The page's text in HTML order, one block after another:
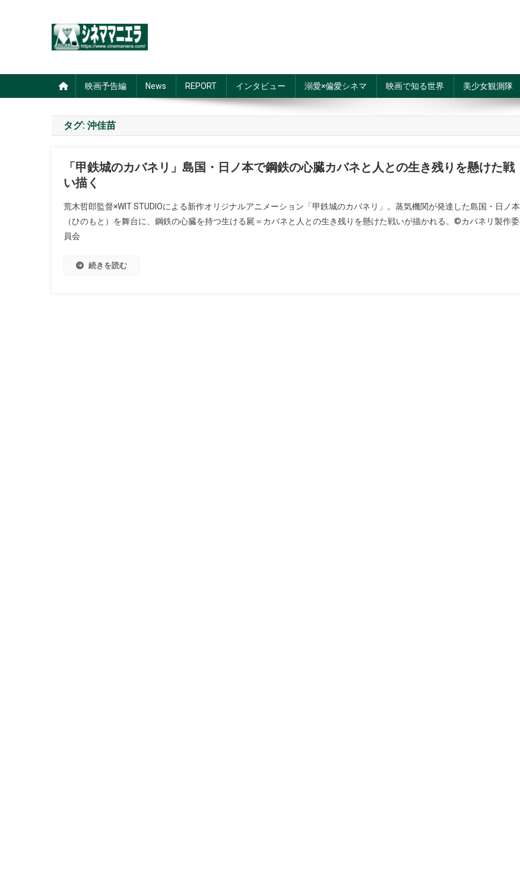
映画予告編 News REPORT インタビュー 溺愛×偏愛シネマ 映画で知る世界 美少女観測隊
タグ: 沖佳苗
「甲鉄城のカバネリ」島国・日ノ本で鋼鉄の心臓カバネと人との生き残りを懸けた戦
い描く
荒木哲郎監督×WIT STUDIOによる新作オリジナルアニメーション「甲鉄城のカバネリ」。蒸気機関が発達した島国・日ノ本
（ひのもと）を舞台に、鋼鉄の心臓を持つ生ける屍＝カバネと人との生き残りを懸けた戦いが描かれる。©カバネリ製作委
員会
続きを読む